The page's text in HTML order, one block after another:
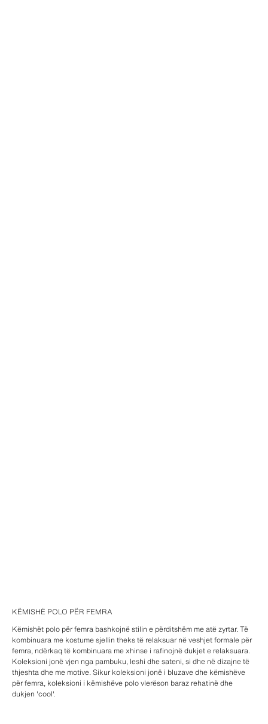
KËMISHË POLO PËR FEMRA
Këmishët polo për femra bashkojnë stilin e përditshëm me atë zyrtar. Të
kombinuara me kostume sjellin theks të relaksuar në veshjet formale për
femra, ndërkaq të kombinuara me xhinse i rafinojnë dukjet e relaksuara.
Koleksioni jonë vjen nga pambuku, leshi dhe sateni, si dhe në dizajne të
thjeshta dhe me motive. Sikur koleksioni jonë i bluzave dhe këmishëve
për femra, koleksioni i këmishëve polo vlerëson baraz rehatinë dhe
dukjen 'cool'.